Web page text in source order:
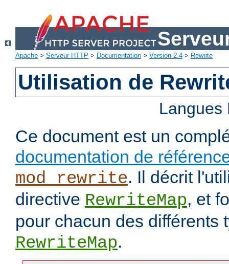
Apache > Serveur HTTP > Documentation > Version 2.4 > Rewrite
Utilisation de
Ce document est un
documentation de
mod_rewrite. Il décrit
directive RewriteMap, et
pour chacun des différents
RewriteMap.